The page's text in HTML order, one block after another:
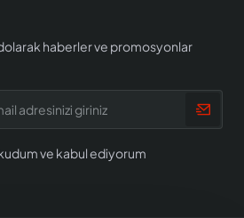
haberler ve promosyonlar
ve kabul ediyorum